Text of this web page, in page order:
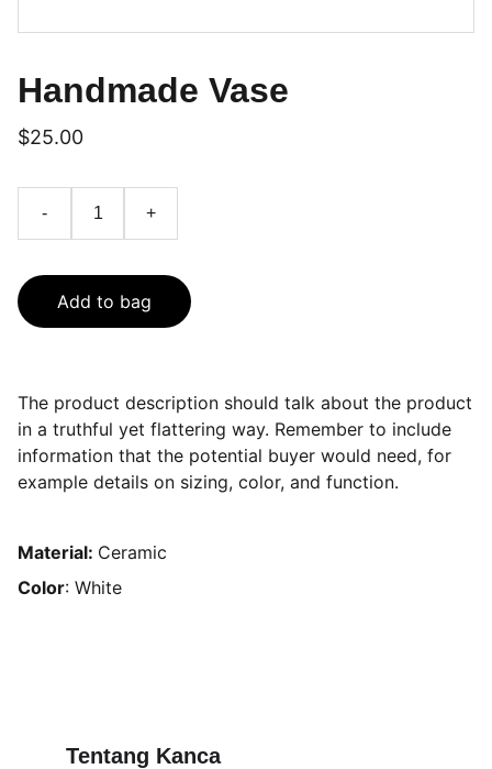
Handmade Vase
$25.00
- +
Add to bag
The product description should talk about the product
in a truthful yet flattering way. Remember to include
information that the potential buyer would need, for
example details on sizing, color, and function.
Material: Ceramic
Color: White
Tentang Kanca